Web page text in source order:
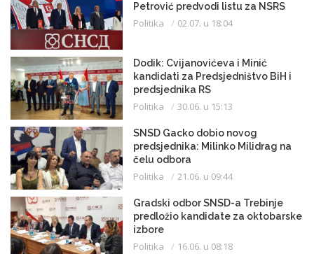
Petrović predvodi listu za NSRS
Politika 02.07. u 18:04
Dodik: Cvijanovićeva i Minić
kandidati za Predsjedništvo BiH i
predsjednika RS
Politika 30.06. u 15:13
SNSD Gacko dobio novog
predsjednika: Milinko Milidrag na
čelu odbora
Politika 21.06. u 09:44
Gradski odbor SNSD-a Trebinje
predložio kandidate za oktobarske
izbore
Politika 16.06. u 08:18